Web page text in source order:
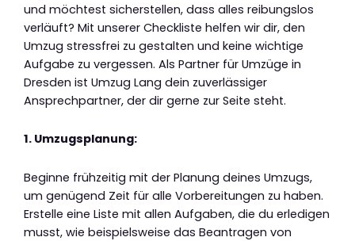
und möchtest sicherstellen, dass alles reibungslos
verläuft? Mit unserer Checkliste helfen wir dir, den
Umzug stressfrei zu gestalten und keine wichtige
Aufgabe zu vergessen. Als Partner für Umzüge in
Dresden ist Umzug Lang dein zuverlässiger
Ansprechpartner, der dir gerne zur Seite steht.
1. Umzugsplanung:
Beginne frühzeitig mit der Planung deines Umzugs,
um genügend Zeit für alle Vorbereitungen zu haben.
Erstelle eine Liste mit allen Aufgaben, die du erledigen
musst, wie beispielsweise das Beantragen von